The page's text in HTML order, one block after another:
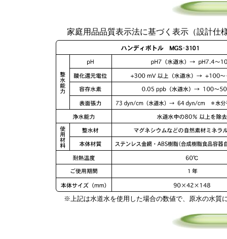
家庭用品品質表示法に基づく表示（設計仕
※上記は水道水を使用した場合の数値で、原水の水質